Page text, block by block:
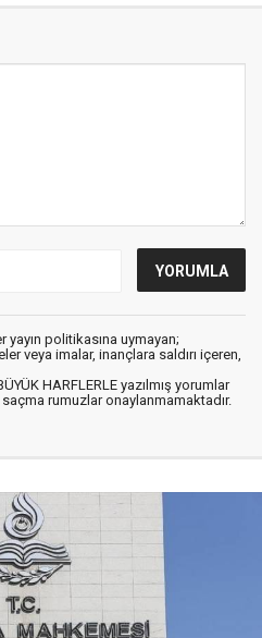
yayın politikasına uymayan;
veya imalar, inançlara saldırı içeren,
HARFLERLE yazılmış yorumlar
saçma rumuzlar onaylanmamaktadır.